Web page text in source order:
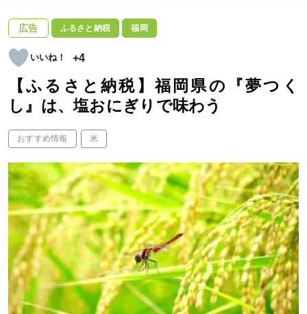
広告 ふるさと納税 福岡
+4
【ふるさと納税】福岡県の『夢つく
し』は、塩おにぎりで味わう
おすすめ情報 米